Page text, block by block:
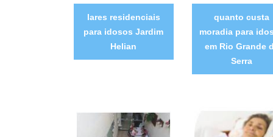
lares residenciais
para idosos Jardim
Helian
quanto custa
moradia para
em Rio Grande
Serra